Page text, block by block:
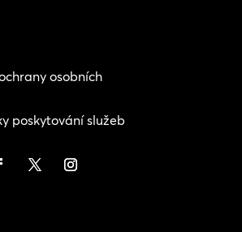
osobních
poskytování služeb